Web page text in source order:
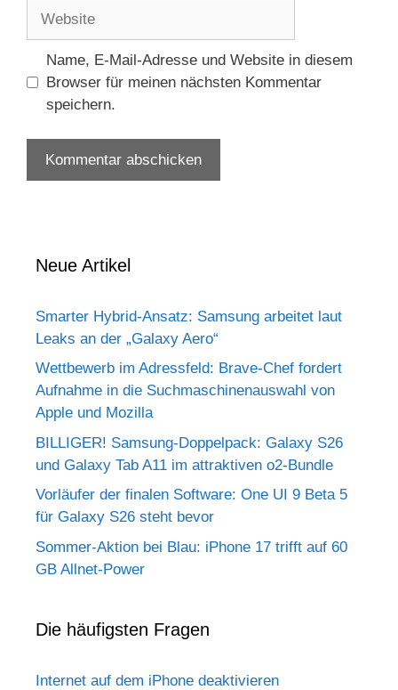
Name, E-Mail-Adresse und Website in diesem
Browser für meinen nächsten Kommentar
speichern.
Neue Artikel
Smarter Hybrid-Ansatz: Samsung arbeitet laut
Leaks an der „Galaxy Aero“
Wettbewerb im Adressfeld: Brave-Chef fordert
Aufnahme in die Suchmaschinenauswahl von
Apple und Mozilla
BILLIGER! Samsung-Doppelpack: Galaxy S26
und Galaxy Tab A11 im attraktiven o2-Bundle
Vorläufer der finalen Software: One UI 9 Beta 5
für Galaxy S26 steht bevor
Sommer-Aktion bei Blau: iPhone 17 trifft auf 60
GB Allnet-Power
Die häufigsten Fragen
Internet auf dem iPhone deaktivieren